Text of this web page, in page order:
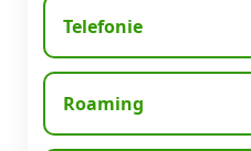
Telefonie
Roaming